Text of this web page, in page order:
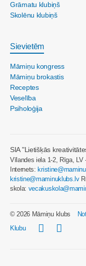
Grāmatu klubiņš
Skolēnu klubiņš
Sievietēm
Māmiņu kongress
Māmiņu brokastis
Receptes
Veselība
Psiholoģija
SIA "Lietišķās
Vīlandes iela 1-2, Rīga, LV
Internets:
kristine@maminuklubs.lv
skola:
© 2026 Māmiņu klubs
Klubu